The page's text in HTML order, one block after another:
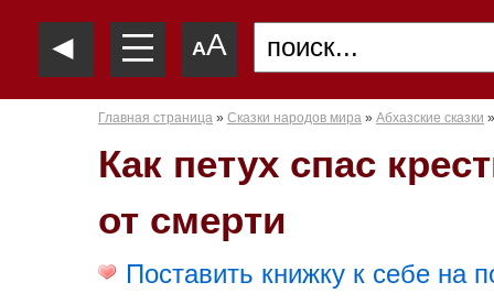
◄ —
—
— AA
Главная страница » Сказки народов мира » Абхазские сказки »
Как петух спас
от смерти
Поставить книжку к себе на